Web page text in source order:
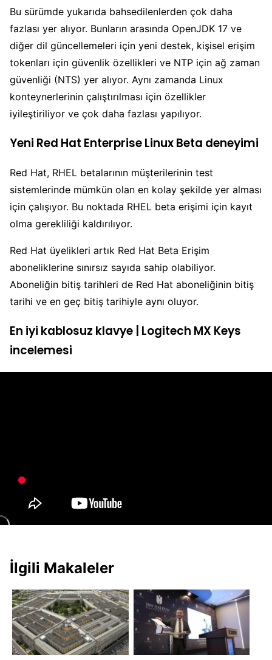
Bu sürümde yukarıda bahsedilenlerden çok daha
fazlası yer alıyor. Bunların arasında OpenJDK 17 ve
diğer dil güncellemeleri için yeni destek, kişisel erişim
tokenları için güvenlik özellikleri ve NTP için ağ zaman
güvenliği (NTS) yer alıyor. Aynı zamanda Linux
konteynerlerinin çalıştırılması için özellikler
iyileştiriliyor ve çok daha fazlası yapılıyor.
Yeni Red Hat Enterprise Linux Beta deneyimi
Red Hat, RHEL betalarının müşterilerinin test
sistemlerinde mümkün olan en kolay şekilde yer alması
için çalışıyor. Bu noktada RHEL beta erişimi için kayıt
olma gerekliliği kaldırılıyor.
Red Hat üyelikleri artık Red Hat Beta Erişim
aboneliklerine sınırsız sayıda sahip olabiliyor.
Aboneliğin bitiş tarihleri de Red Hat aboneliğinin bitiş
tarihi ve en geç bitiş tarihiyle aynı oluyor.
En iyi kablosuz klavye | Logitech MX Keys
incelemesi
İlgili Makaleler